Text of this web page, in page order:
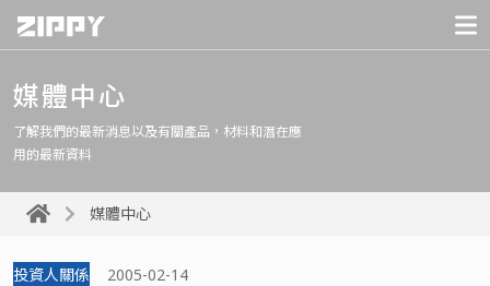
媒體中心
了解我們的最新消息以及有關產品，材料和潛在應
用的最新資料
媒體中心
投資人關係 2005-02-14